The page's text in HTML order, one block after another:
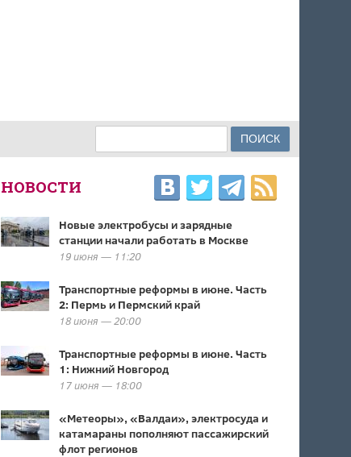
ФОРМА ПОИСКА
НОВОСТИ
Новые электробусы и зарядные
станции начали работать в Москве
19 июня — 11:20
Транспортные реформы в июне. Часть
2: Пермь и Пермский край
18 июня — 20:00
Транспортные реформы в июне. Часть
1: Нижний Новгород
17 июня — 18:00
«Метеоры», «Валдаи», электросуда и
катамараны пополняют пассажирский
флот регионов